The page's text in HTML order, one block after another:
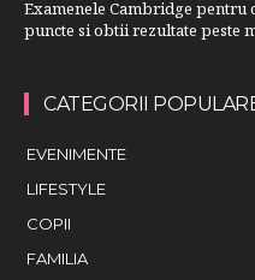
Examenele Cambridge
puncte si obtii rezultate peste
CATEGORII
EVENIMENTE
LIFESTYLE
COPII
FAMILIA